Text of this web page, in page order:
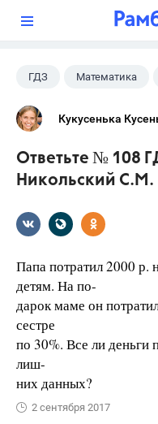
ГДЗ Математика
Никольский С.М.
Кукусенька
Ответьте № 108
Никольский С.М.
Папа потратил 2000
детям. На по-
дарок маме он
сестре
по 30%. Все ли деньги
лиш-
них данных?
2 сентября 2017